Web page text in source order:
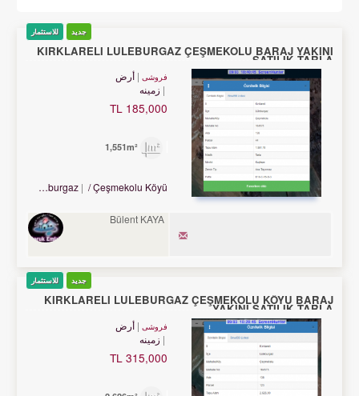
جدید للاستثمار
KIRKLARELİ LÜLEBURGAZ ÇEŞMEKOLU BARAJ YAKINI
SATILIK TARLA
فروشی
أرض
زمینه
185,000 TL
Turkey Kırklareli / Lüleburgaz / Çeşmekolu Köyü
Bülent KAYA
جدید للاستثمار
KIRKLARELİ LÜLEBURGAZ ÇEŞMEKOLU KÖYÜ BARAJ
YAKINI SATILIK TARLA
فروشی
أرض
زمینه
315,000 TL